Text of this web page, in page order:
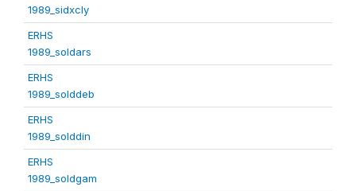
1989_sidxcly
ERHS
1989_soldars
ERHS
1989_solddeb
ERHS
1989_solddin
ERHS
1989_soldgam